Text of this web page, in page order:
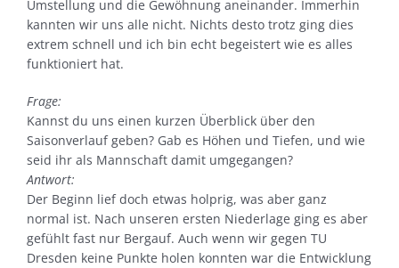
Umstellung und die Gewöhnung aneinander. Immerhin
kannten wir uns alle nicht. Nichts desto trotz ging dies
extrem schnell und ich bin echt begeistert wie es alles
funktioniert hat.
Frage:
Kannst du uns einen kurzen Überblick über den
Saisonverlauf geben? Gab es Höhen und Tiefen, und wie
seid ihr als Mannschaft damit umgegangen?
Antwort:
Der Beginn lief doch etwas holprig, was aber ganz
normal ist. Nach unseren ersten Niederlage ging es aber
gefühlt fast nur Bergauf. Auch wenn wir gegen TU
Dresden keine Punkte holen konnten war die Entwicklung